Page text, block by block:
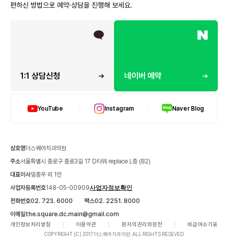
편하신 방법으로 예약·상담을 진행해 보세요.
1:1 상담신청 네이버 예약
YouTube Instagram Naver Blog
상호명더스퀘어치과의원
주소서울특별시 종로구 종로3길 17 D타워 replace L층 (B2)
대표이사임종우 외 1인
사업자등록번호148-05-00909사업자정보확인
전화번호02. 723. 6000 팩스02. 2251. 8000
이메일the.square.dc.main@gmail.com
개인정보처리방침 이용약관 환자의권리와장전 비급여수가표
COPYRIGHT (C) 2017 더스퀘어치과의원. ALL RIGHTS RESEVED